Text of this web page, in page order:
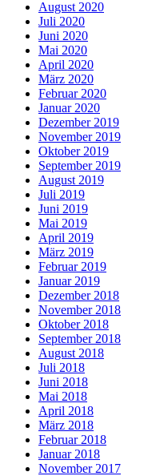
August 2020
Juli 2020
Juni 2020
Mai 2020
April 2020
März 2020
Februar 2020
Januar 2020
Dezember 2019
November 2019
Oktober 2019
September 2019
August 2019
Juli 2019
Juni 2019
Mai 2019
April 2019
März 2019
Februar 2019
Januar 2019
Dezember 2018
November 2018
Oktober 2018
September 2018
August 2018
Juli 2018
Juni 2018
Mai 2018
April 2018
März 2018
Februar 2018
Januar 2018
November 2017